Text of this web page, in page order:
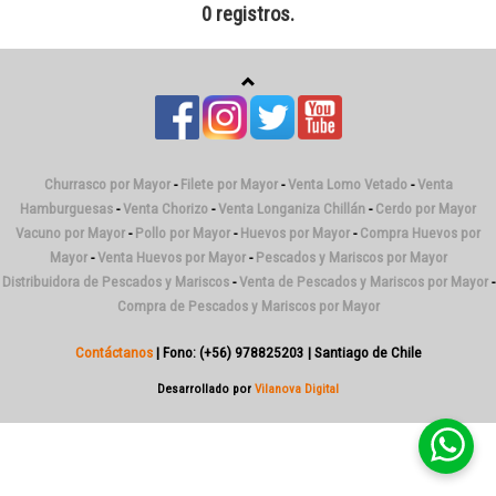
0 registros.
Churrasco por Mayor- Filete por Mayor-Venta Lomo Vetado-Venta
Hamburguesas -Venta Chorizo -Venta Longaniza Chillán - Cerdo por Mayor
Vacuno por Mayor - Pollo por Mayor - Huevos por Mayor - Compra Huevos por
Mayor-Venta Huevos por Mayor- Pescados y Mariscos por Mayor
Distribuidora de Pescados y Mariscos-Venta de Pescados y Mariscos por Mayor-
Compra de Pescados y Mariscos por Mayor
Contáctanos| Fono: (+56) 978825203 | Santiago de Chile
Desarrollado por Vilanova Digital